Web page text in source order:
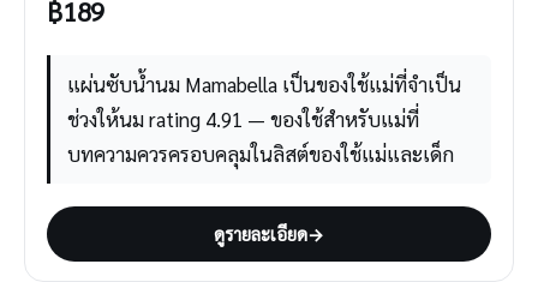
฿189
แผ่นซับน้ำนม Mamabella เป็นของใช้แม่ที่จำเป็น
ช่วงให้นม rating 4.91 — ของใช้สำหรับแม่ที่
บทความควรครอบคลุมในลิสต์ของใช้แม่และเด็ก
ดูรายละเอียด→